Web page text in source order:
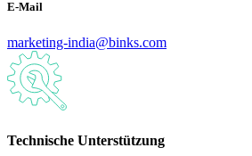
E-Mail
marketing-india@binks.com
Technische Unterstützung